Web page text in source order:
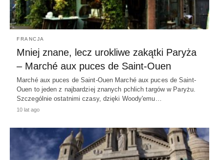
FRANCJA
Mniej znane, lecz urokliwe zakątki Paryża
– Marché aux puces de Saint-Ouen
Marché aux puces de Saint-Ouen Marché aux puces de Saint-
Ouen to jeden z najbardziej znanych pchlich targów w Paryżu.
Szczególnie ostatnimi czasy, dzięki Woody'emu…
10 lat ago